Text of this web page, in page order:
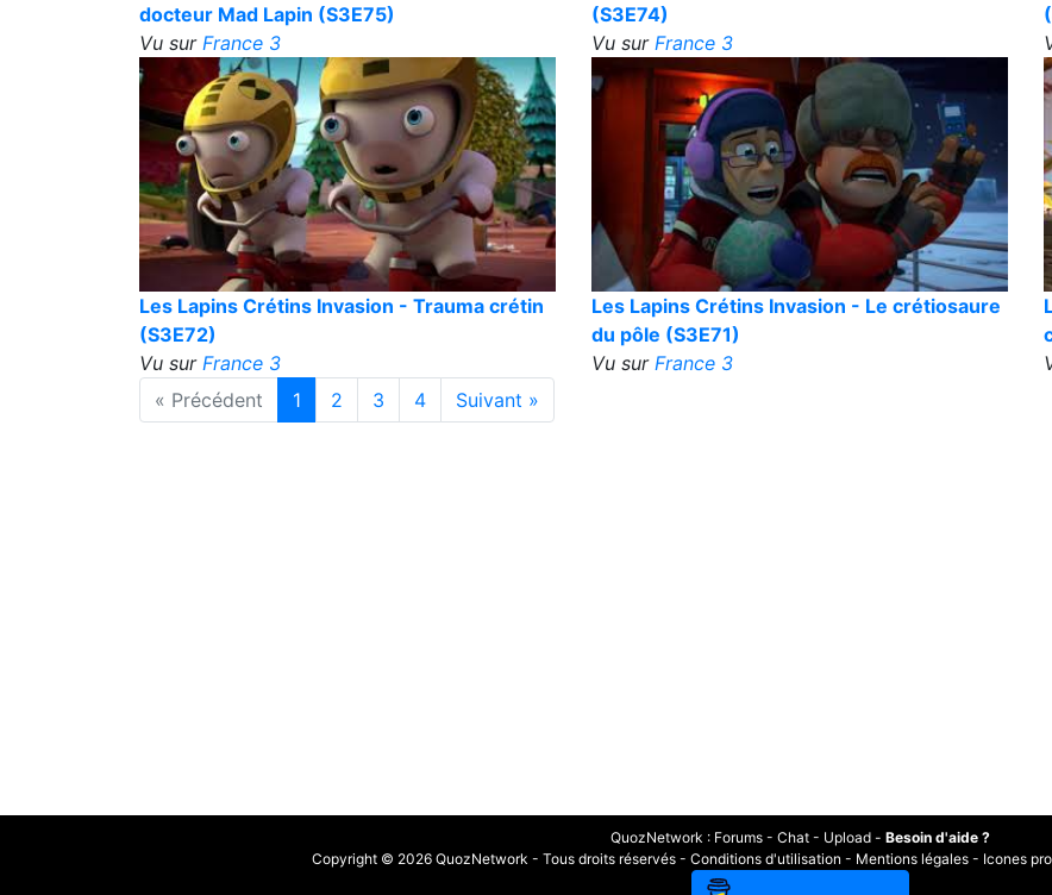
docteur Mad Lapin (S3E75)
Vu sur France 3
(S3E74)
Vu sur France 3
Les Lapins Crétins Invasion - Trauma crétin
(S3E72)
Vu sur France 3
Les Lapins Crétins Invasion - Le crétiosaure
du pôle (S3E71)
Vu sur France 3
« Précédent
1 2 3 4 Suivant »
QuozNetwork : Forums- Chat- Upload- Besoin d'aide ?
Copyright © 2026 QuozNetwork - Tous droits réservés - Conditions d'utilisation - Mentions légales- Icones